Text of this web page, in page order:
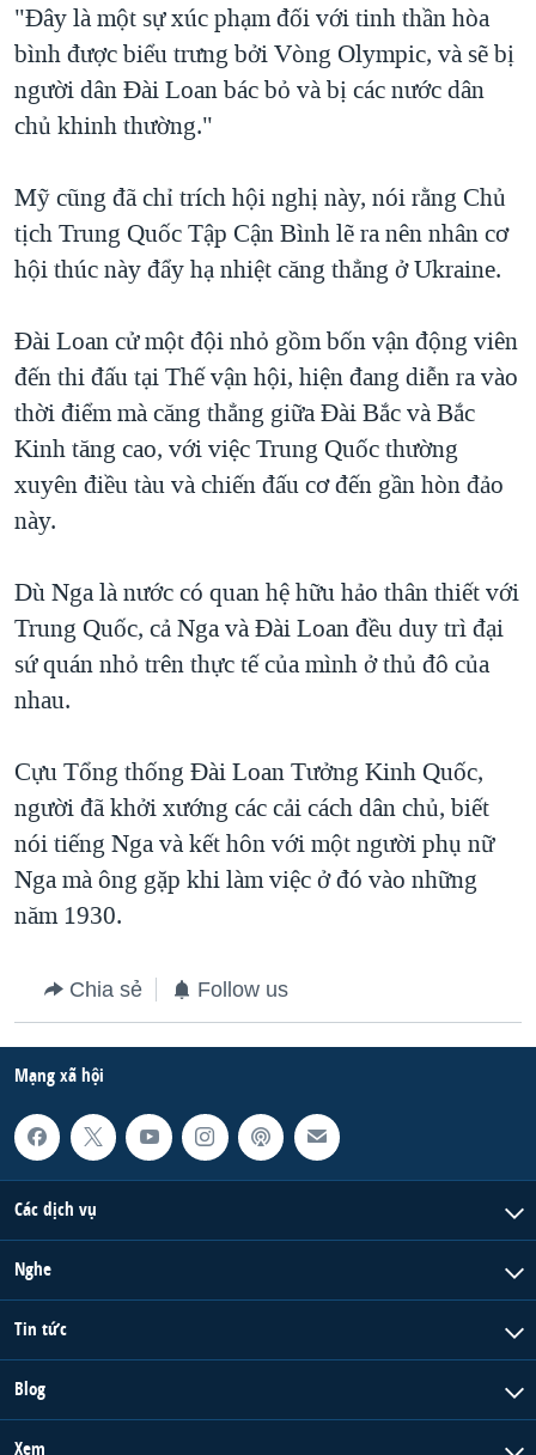
"Đây là một sự xúc phạm đối với tinh thần hòa
bình được biểu trưng bởi Vòng Olympic, và sẽ bị
người dân Đài Loan bác bỏ và bị các nước dân
chủ khinh thường."
Mỹ cũng đã chỉ trích hội nghị này, nói rằng Chủ
tịch Trung Quốc Tập Cận Bình lẽ ra nên nhân cơ
hội thúc này đẩy hạ nhiệt căng thẳng ở Ukraine.
Đài Loan cử một đội nhỏ gồm bốn vận động viên
đến thi đấu tại Thế vận hội, hiện đang diễn ra vào
thời điểm mà căng thẳng giữa Đài Bắc và Bắc
Kinh tăng cao, với việc Trung Quốc thường
xuyên điều tàu và chiến đấu cơ đến gần hòn đảo
này.
Dù Nga là nước có quan hệ hữu hảo thân thiết với
Trung Quốc, cả Nga và Đài Loan đều duy trì đại
sứ quán nhỏ trên thực tế của mình ở thủ đô của
nhau.
Cựu Tổng thống Đài Loan Tưởng Kinh Quốc,
người đã khởi xướng các cải cách dân chủ, biết
nói tiếng Nga và kết hôn với một người phụ nữ
Nga mà ông gặp khi làm việc ở đó vào những
năm 1930.
Chia sẻ Follow us
Mạng xã hội
Các dịch vụ
Nghe
Tin tức
Blog
Xem